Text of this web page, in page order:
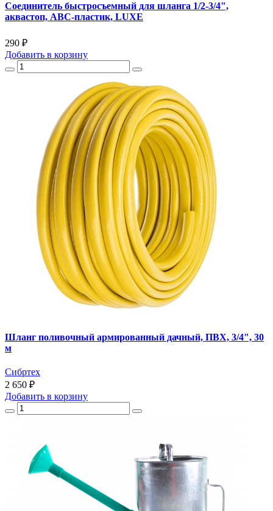
Соединитель быстросъемный для шланга 1/2-3/4",
аквастоп, АВС-пластик, LUXE
290 ₽
Добавить в корзину
Шланг поливочный армированный дачный, ПВХ, 3/4", 30
м
Сибртех
2 650 ₽
Добавить в корзину